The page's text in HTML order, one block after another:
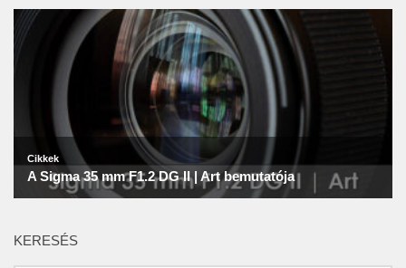
KERESÉS